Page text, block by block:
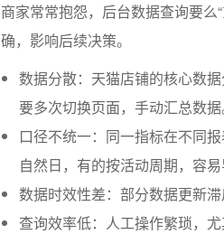
商家常常抱怨，后台数据查询要么
确，影响后续决策。
数据分散：天猫店铺的核心数
要多次切换页面，手动汇总数据
口径不统一：同一指标在不同
自然日，有的按活动周期，容易
数据时效性差：部分数据更新
查询效率低：人工操作繁琐，